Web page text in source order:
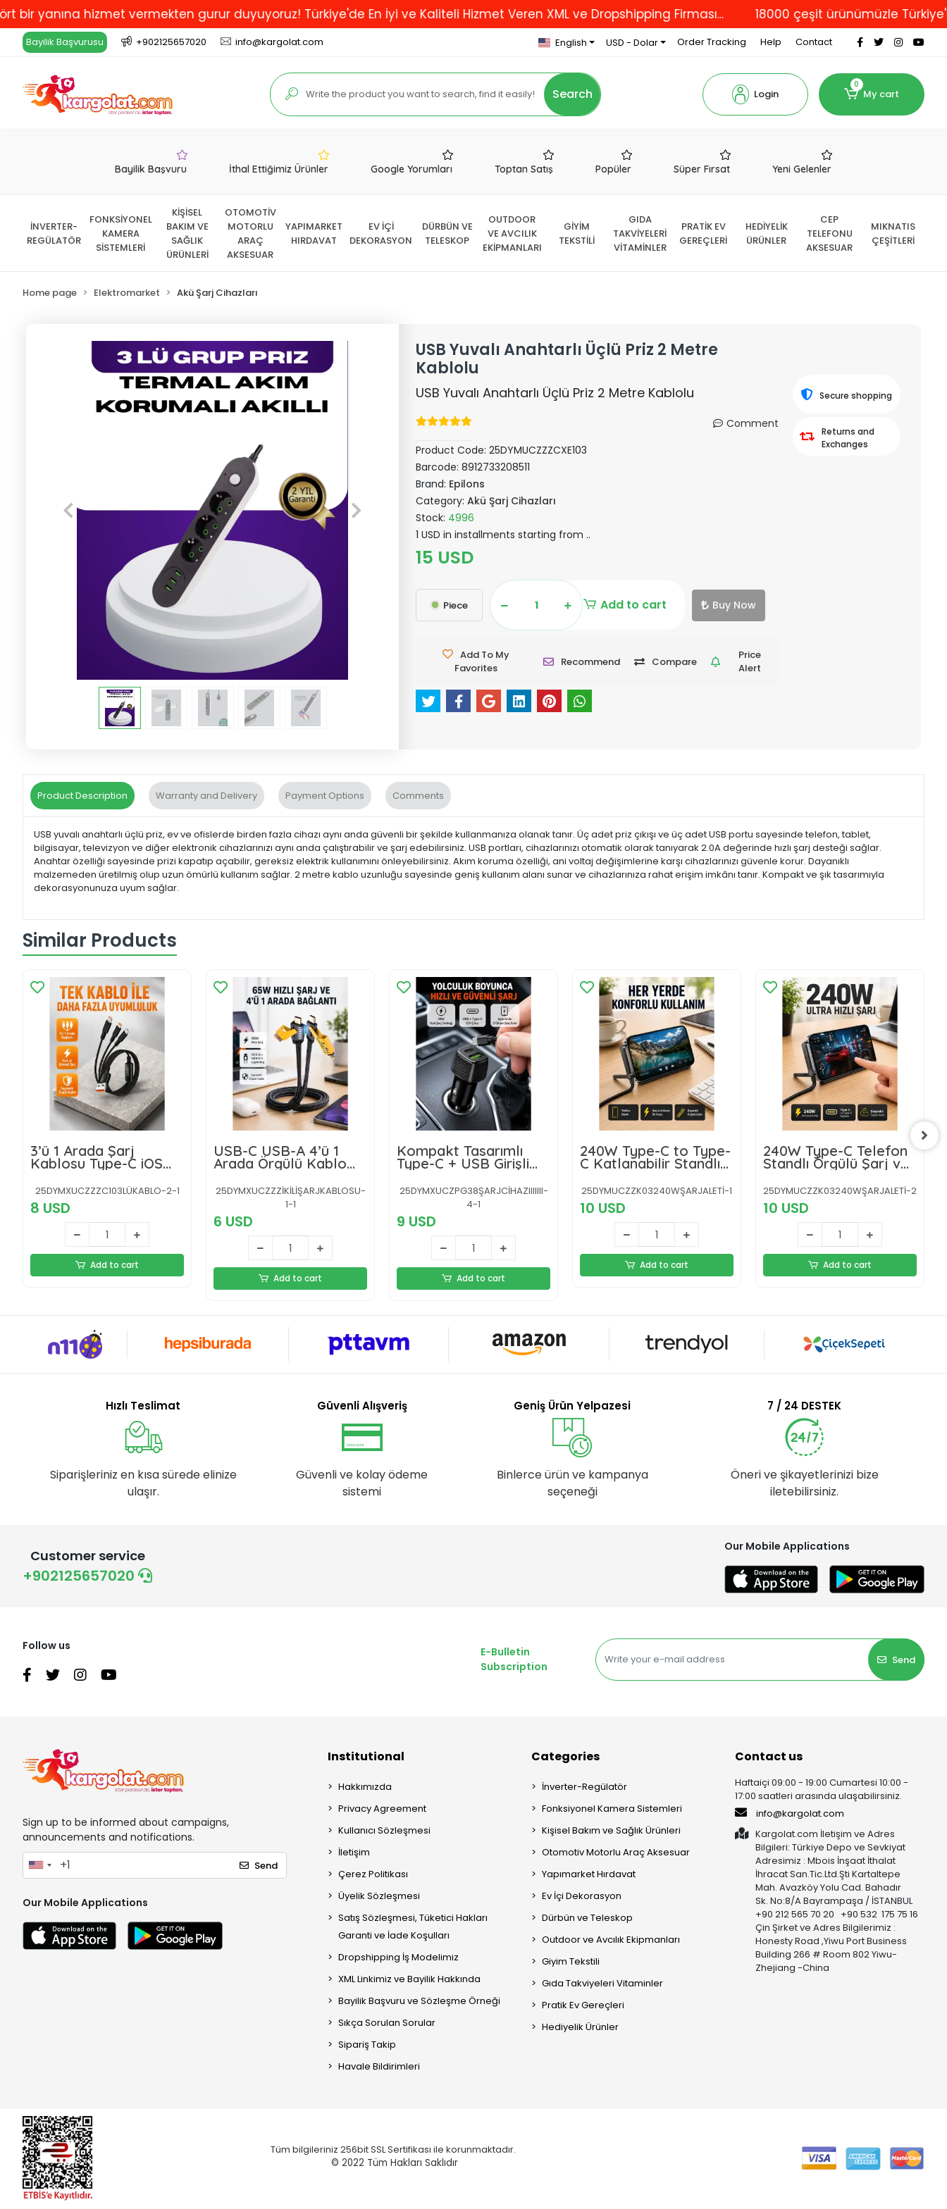
hizmet vermekten gurur duyuyoruz! Türkiye'de En İyi ve Kaliteli Hizmet Veren XML ve Dropshipping Firması... 18000 çeşit ürünümüzle Türkiye'nin
Bayilik Başvurusu +902125657020 info@kargolat.com English USD - Dolar Order Tracking Help Contact
Search Login
0
My cart
Bayilik Başvuru İthal Ettiğimiz Ürünler Google Yorumları Toptan Satış Popüler Süper Fırsat Yeni Gelenler
İNVERTER-
REGÜLATÖR
FONKSİYONEL
KAMERA
SİSTEMLERİ
KİŞİSEL
BAKIM VE
SAĞLIK
ÜRÜNLERİ
OTOMOTİV
MOTORLU
ARAÇ
AKSESUAR
YAPIMARKET
HIRDAVAT
EV İÇİ
DEKORASYON
DÜRBÜN VE
TELESKOP
OUTDOOR
VE AVCILIK
EKİPMANLARI
GİYİM
TEKSTİLİ
GIDA
TAKVİYELERİ
VİTAMİNLER
PRATİK EV
GEREÇLERİ
HEDİYELİK
ÜRÜNLER
CEP
TELEFONU
AKSESUAR
MIKNATIS
ÇEŞİTLERİ
Home page Elektromarket Akü Şarj Cihazları
USB Yuvalı Anahtarlı Üçlü Priz 2 Metre
Kablolu
USB Yuvalı Anahtarlı Üçlü Priz 2 Metre Kablolu
Comment
Product Code:25DYMUCZZZCXE103
Barcode:8912733208511
Brand: Epilons
Category:Akü Şarj Cihazları
Stock: 4996
1 USD in installments starting from ..
15 USD
Piece Add to cart Buy Now
Add To My
Favorites
Recommend Compare
Price
Alert
Secure shopping
Returns and
Exchanges
Product Description Warranty and Delivery Payment Options Comments
USB yuvalı anahtarlı üçlü priz, ev ve ofislerde birden fazla cihazı aynı anda güvenli bir şekilde kullanmanıza olanak tanır. Üç adet priz çıkışı ve üç adet USB portu sayesinde telefon, tablet,
bilgisayar, televizyon ve diğer elektronik cihazlarınızı aynı anda çalıştırabilir ve şarj edebilirsiniz. USB portları, cihazlarınızı otomatik olarak tanıyarak 2.0A değerinde hızlı şarj desteği sağlar.
Anahtar özelliği sayesinde prizi kapatıp açabilir, gereksiz elektrik kullanımını önleyebilirsiniz. Akım koruma özelliği, ani voltaj değişimlerine karşı cihazlarınızı güvenle korur. Dayanıklı
malzemeden üretilmiş olup uzun ömürlü kullanım sağlar. 2 metre kablo uzunluğu sayesinde geniş kullanım alanı sunar ve cihazlarınıza rahat erişim imkânı tanır. Kompakt ve şık tasarımıyla
dekorasyonunuza uyum sağlar.
Similar Products
3’ü 1 Arada Şarj
Kablosu Type-C iOS
Android Uyumlu Hızlı
ve Güvenli Şarj
25DYMXUCZZZC103LÜKABLO-2-1
8 USD
Add to cart
USB-C USB-A 4’ü 1
Arada Örgülü Kablo
65W Hızlı Şarj Metal
Uç Dayanıklı
25DYMXUCZZZİKİLİŞARJKABLOSU-
1-1
6 USD
Add to cart
Kompakt Tasarımlı
Type-C + USB Girişli
Araç Şarj Başlığı
25DYMXUCZPG38ŞARJCİHAZIIIIIII-
4-1
9 USD
Add to cart
240W Type-C to Type-
C Katlanabilir Standlı
25DYMUCZZK03240WŞARJALETİ-1
10 USD
Add to cart
240W Type-C Telefon
Standlı Örgülü Şarj ve
Data Kablosu
25DYMUCZZK03240WŞARJALETİ-2
10 USD
Add to cart
Hızlı Teslimat
Siparişleriniz en kısa sürede elinize
ulaşır.
Güvenli Alışveriş
Güvenli ve kolay ödeme
sistemi
Geniş Ürün Yelpazesi
Binlerce ürün ve kampanya
seçeneği
7 / 24 DESTEK
Öneri ve şikayetlerinizi bize
iletebilirsiniz.
Customer service
+902125657020
Our Mobile Applications
Follow us
E-Bulletin
Subscription
Send
Sign up to be informed about campaigns,
announcements and notifications.
Send
Our Mobile Applications
Institutional
Hakkımızda
Privacy Agreement
Kullanıcı Sözleşmesi
İletişim
Çerez Politikası
Üyelik Sözleşmesi
Satış Sözleşmesi, Tüketici Hakları
Garanti ve İade Koşulları
Dropshipping İş Modelimiz
XML Linkimiz ve Bayilik Hakkında
Bayilik Başvuru ve Sözleşme Örneği
Sıkça Sorulan Sorular
Sipariş Takip
Havale Bildirimleri
Categories
İnverter-Regülatör
Fonksiyonel Kamera Sistemleri
Kişisel Bakım ve Sağlık Ürünleri
Otomotiv Motorlu Araç Aksesuar
Yapımarket Hırdavat
Ev İçi Dekorasyon
Dürbün ve Teleskop
Outdoor ve Avcılık Ekipmanları
Giyim Tekstili
Gıda Takviyeleri Vitaminler
Pratik Ev Gereçleri
Hediyelik Ürünler
Contact us
Haftaiçi 09:00 - 19:00 Cumartesi 10:00 -
17:00 saatleri arasında ulaşabilirsiniz.
info@kargolat.com
Kargolat.com İletişim ve Adres
Bilgileri: Türkiye Depo ve Sevkiyat
Adresimiz : Mbois İnşaat İthalat
İhracat San.Tic.Ltd.Şti Kartaltepe
Mah. Avazköy Yolu Cad. Bahadır
Sk. No:8/A Bayrampaşa / İSTANBUL
+90 212 565 70 20 +90 532 175 75 16
Çin Şirket ve Adres Bilgilerimiz :
Honesty Road ,Yiwu Port Business
Building 266 # Room 802 Yiwu-
Zhejiang -China
Tüm bilgileriniz 256bit SSL Sertifikası ile korunmaktadır.
© 2022 Tüm Hakları Saklıdır